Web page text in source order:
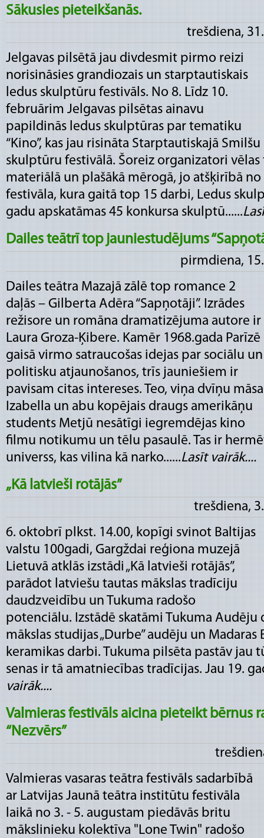
Sākusies pieteikšanās.
trešdiena,
Jelgavas pilsētā jau divdesmit pirmo reizi
norisināsies grandiozais un starptautiskais
ledus skulptūru festivāls. No 8. Līdz 10.
februārim Jelgavas pilsētas ainavu
papildinās ledus skulptūras par tematiku
“Kino”, kas jau risināta Starptautiskajā Smilšu
skulptūru festivālā. Šoreiz organizatori
materiālā un plašākā mērogā, jo atšķirībā
festivāla, kura gaitā top 15 darbi, Ledus
gadu apskatāmas 45 konkursa skulptū......
Dailes teātrī top jauniestudējums
pirmdiena,
Dailes teātra Mazajā zālē top romance 2
daļās – Gilberta Adēra “Sapņotāji”. Izrādes
režisore un romāna dramatizējuma autore ir
Laura Groza-Ķibere. Kamēr 1968.gada Parīzē
gaisā virmo satraucošas idejas par sociālu un
politisku atjaunošanos, trīs jauniešiem ir
pavisam citas intereses. Teo, viņa dvīņu māsa
Izabella un abu kopējais draugs amerikāņu
students Metjū nesātīgi iegremdējas kino
filmu notikumu un tēlu pasaulē. Tas ir
universs, kas vilina kā narko......Lasīt vairāk....
„Kā latvieši rotājās”
trešdiena,
6. oktobrī plkst. 14.00, kopīgi svinot Baltijas
valstu 100gadi, Gargždai reģiona muzejā
Lietuvā atklās izstādi „Kā latvieši rotājās”,
parādot latviešu tautas mākslas tradīciju
daudzveidību un Tukuma radošo
potenciālu. Izstādē skatāmi Tukuma Audēju
mākslas studijas „Durbe” audēju un Madaras
keramikas darbi. Tukuma pilsēta pastāv jau
senas ir tā amatniecības tradīcijas. Jau 19.
vairāk....
Valmieras festivāls aicina pieteikt bērnus
“Nezvērs”
Valmieras vasaras teātra festivāls sadarbībā
ar Latvijas Jaunā teātra institūtu festivāla
laikā no 3. - 5. augustam piedāvās britu
mākslinieku kolektīva "Lone Twin" radošo